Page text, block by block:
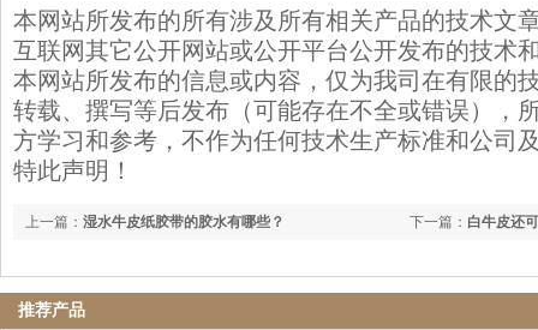
本网站所发布的所有涉及所有相关产品的技术文
互联网其它公开网站或公开平台公开发布的技术
本网站所发布的信息或内容，仅为我司在有限的
转载、撰写等后发布（可能存在不全或错误），
方学习和参考，不作为任何技术生产标准和公司
特此声明！
下一篇： 白牛皮还
上一篇： 湿水牛皮纸胶带的胶水有哪些？
推荐产品